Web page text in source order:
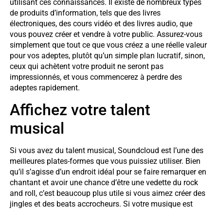
utilisant ces connaissances. Il existe de nombreux types
de produits d’information, tels que des livres
électroniques, des cours vidéo et des livres audio, que
vous pouvez créer et vendre à votre public. Assurez-vous
simplement que tout ce que vous créez a une réelle valeur
pour vos adeptes, plutôt qu’un simple plan lucratif, sinon,
ceux qui achètent votre produit ne seront pas
impressionnés, et vous commencerez à perdre des
adeptes rapidement.
Affichez votre talent
musical
Si vous avez du talent musical, Soundcloud est l’une des
meilleures plates-formes que vous puissiez utiliser. Bien
qu’il s’agisse d’un endroit idéal pour se faire remarquer en
chantant et avoir une chance d’être une vedette du rock
and roll, c’est beaucoup plus utile si vous aimez créer des
jingles et des beats accrocheurs. Si votre musique est